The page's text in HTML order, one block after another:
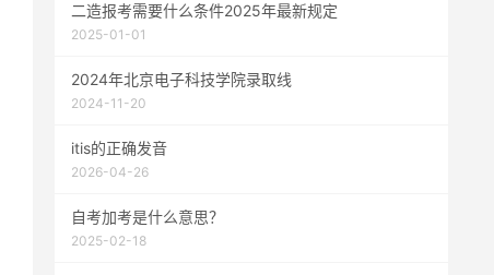
二造报考需要什么条件2025年最新规定
2025-01-01
2024年北京电子科技学院录取线
2024-11-20
itis的正确发音
2026-04-26
自考加考是什么意思？
2025-02-18